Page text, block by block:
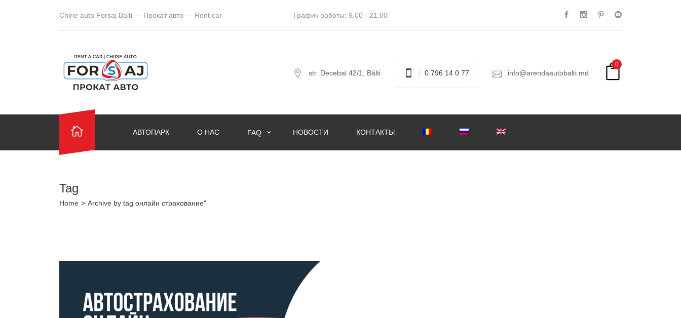
Chirie auto Forsaj Balti — Прокат авто — Rent car График работы: 9.00 - 21.00
str. Decebal 42/1, Bălti 0 796 14 0 77 info@arendaautobalti.md
0
АВТОПАРК О НАС FAQ НОВОСТИ КОНТАКТЫ
Tag
Home > Archive by tag онлайн страхование"